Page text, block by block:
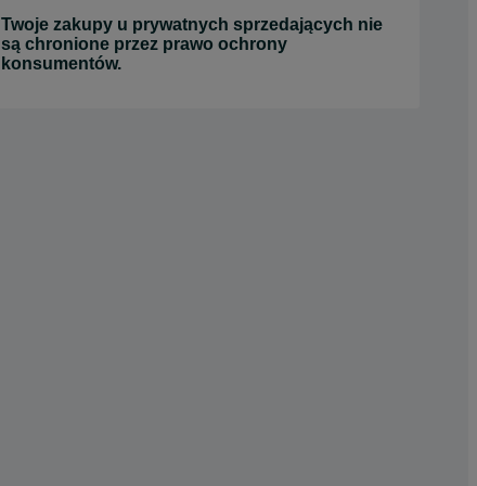
Twoje zakupy u prywatnych sprzedających nie
są chronione przez prawo ochrony
konsumentów.